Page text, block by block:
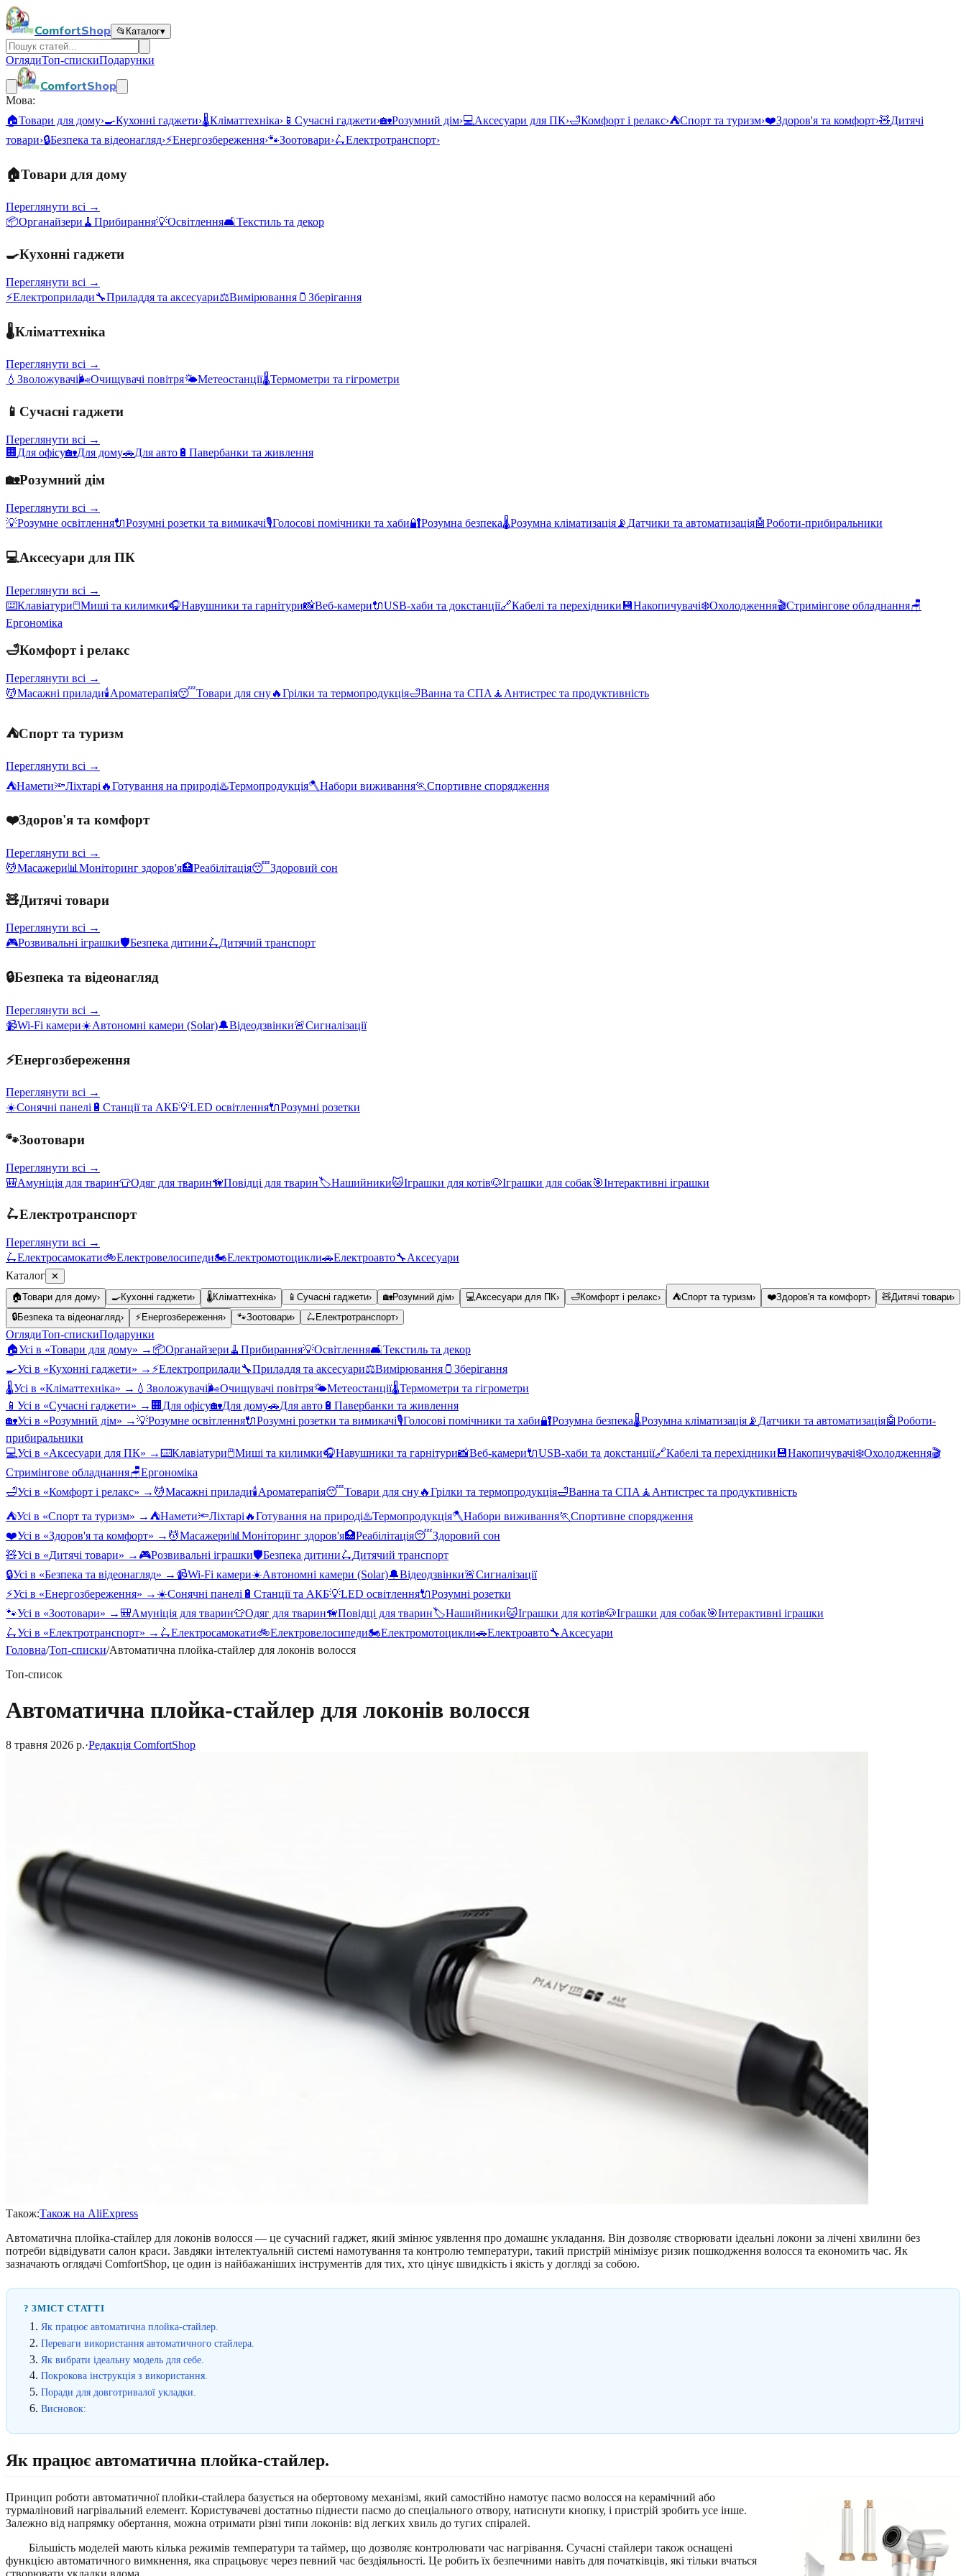
ComfortShop 📂 Каталог▾
ОглядиТоп-спискиПодарунки
ComfortShop
Мова:
🏠Товари для дому›🍳Кухонні гаджети›🌡️Кліматтехніка› 📱 Сучасні гаджети›🏡Розумний дім›💻Аксесуари для ПК›🛁Комфорт і релакс›⛺Спорт та туризм›❤️Здоров'я та комфорт›🧸Дитячі
товари›🔒Безпека та відеонагляд›⚡Енергозбереження›🐾Зоотовари›🛴Електротранспорт›
🏠Товари для дому
Переглянути всі →
📦Органайзери 🧹 Прибирання💡Освітлення🛋️Текстиль та декор
🍳Кухонні гаджети
Переглянути всі →
⚡Електроприлади🔧Приладдя та аксесуари⚖️Вимірювання 🫙 Зберігання
🌡️Кліматтехніка
Переглянути всі →
💧 Зволожувачі🌬️Очищувачі повітря🌤️Метеостанції🌡️Термометри та гігрометри
📱 Сучасні гаджети
Переглянути всі →
🏢 Для офісу🏡Для дому🚗Для авто 🔋 Павербанки та живлення
🏡Розумний дім
Переглянути всі →
💡Розумне освітлення🔌Розумні розетки та вимикачі🎙️Голосові помічники та хаби🔐Розумна безпека🌡️Розумна кліматизація 📡 Датчики та автоматизація🤖Роботи-прибиральники
💻Аксесуари для ПК
Переглянути всі →
⌨️Клавіатури🖱️Миші та килимки🎧Навушники та гарнітури📸Веб-камери🔌USB-хаби та докстанції🔗Кабелі та перехідники 💾Накопичувачі❄️Охолодження🎬Стримінгове обладнання🪑
Ергономіка
🛁Комфорт і релакс
Переглянути всі →
💆Масажні прилади🕯️Ароматерапія😴Товари для сну🔥Грілки та термопродукція🛁Ванна та СПА 🧘 Антистрес та продуктивність
⛺Спорт та туризм
Переглянути всі →
⛺Намети🔦Ліхтарі 🔥Готування на природі♨️Термопродукція🪓Набори виживання🏃Спортивне спорядження
❤️Здоров'я та комфорт
Переглянути всі →
💆Масажери📊 Моніторинг здоров'я🏥Реабілітація😴Здоровий сон
🧸Дитячі товари
Переглянути всі →
🎮Розвивальні іграшки🛡️Безпека дитини🛴Дитячий транспорт
🔒Безпека та відеонагляд
Переглянути всі →
📹Wi-Fi камери☀️Автономні камери (Solar)🔔Відеодзвінки🚨Сигналізації
⚡Енергозбереження
Переглянути всі →
☀️Сонячні панелі 🔋 Станції та АКБ💡LED освітлення🔌Розумні розетки
🐾Зоотовари
Переглянути всі →
🎒Амуніція для тварин👕Одяг для тварин🦮Повідці для тварин🏷️Нашийники🐱Іграшки для котів🐶Іграшки для собак🎯Інтерактивні іграшки
🛴Електротранспорт
Переглянути всі →
🛴Електросамокати🚲Електровелосипеди🏍️Електромотоцикли🚗Електроавто🔧Аксесуари
Каталог ✕
🏠Товари для дому› 🍳Кухонні гаджети› 🌡️Кліматтехніка› 📱 Сучасні гаджети› 🏡Розумний дім› 💻Аксесуари для ПК› 🛁Комфорт і релакс› ⛺Спорт та туризм› ❤️Здоров'я та комфорт› 🧸Дитячі товари›
🔒Безпека та відеонагляд› ⚡ Енергозбереження› 🐾Зоотовари› 🛴 Електротранспорт›
ОглядиТоп-спискиПодарунки
🏠Усі в «Товари для дому» → 📦Органайзери 🧹 Прибирання💡Освітлення🛋️Текстиль та декор
🍳Усі в «Кухонні гаджети» → ⚡Електроприлади🔧Приладдя та аксесуари⚖️Вимірювання 🫙 Зберігання
🌡️Усі в «Кліматтехніка» → 💧 Зволожувачі🌬️Очищувачі повітря🌤️Метеостанції🌡️Термометри та гігрометри
📱 Усі в «Сучасні гаджети» → 🏢 Для офісу🏡Для дому🚗Для авто 🔋 Павербанки та живлення
🏡Усі в «Розумний дім» →💡Розумне освітлення🔌Розумні розетки та вимикачі🎙️Голосові помічники та хаби🔐Розумна безпека🌡️Розумна кліматизація 📡 Датчики та автоматизація🤖Роботи-
прибиральники
💻Усі в «Аксесуари для ПК» →⌨️Клавіатури🖱️Миші та килимки🎧Навушники та гарнітури📸Веб-камери🔌USB-хаби та докстанції🔗Кабелі та перехідники 💾Накопичувачі❄️Охолодження🎬
Стримінгове обладнання🪑Ергономіка
🛁Усі в «Комфорт і релакс» → 💆Масажні прилади🕯️Ароматерапія😴Товари для сну🔥Грілки та термопродукція🛁Ванна та СПА 🧘 Антистрес та продуктивність
⛺Усі в «Спорт та туризм» → ⛺Намети🔦Ліхтарі 🔥Готування на природі♨️Термопродукція🪓Набори виживання🏃Спортивне спорядження
❤️Усі в «Здоров'я та комфорт» → 💆Масажери📊 Моніторинг здоров'я🏥Реабілітація😴Здоровий сон
🧸Усі в «Дитячі товари» → 🎮Розвивальні іграшки🛡️Безпека дитини🛴Дитячий транспорт
🔒Усі в «Безпека та відеонагляд» → 📹Wi-Fi камери☀️Автономні камери (Solar)🔔Відеодзвінки🚨Сигналізації
⚡Усі в «Енергозбереження» → ☀️Сонячні панелі 🔋 Станції та АКБ💡LED освітлення🔌Розумні розетки
🐾Усі в «Зоотовари» → 🎒Амуніція для тварин👕Одяг для тварин🦮Повідці для тварин🏷️Нашийники🐱Іграшки для котів🐶Іграшки для собак🎯Інтерактивні іграшки
🛴Усі в «Електротранспорт» → 🛴Електросамокати🚲Електровелосипеди🏍️Електромотоцикли🚗Електроавто🔧Аксесуари
Головна/Топ-списки/Автоматична плойка-стайлер для локонів волосся
Топ-список
Автоматична плойка-стайлер для локонів волосся
8 травня 2026 р.·Редакція ComfortShop
Також:Також на AliExpress
Автоматична плойка-стайлер для локонів волосся — це сучасний гаджет, який змінює уявлення про домашнє укладання. Він дозволяє створювати ідеальні локони за лічені хвилини без
потреби відвідувати салон краси. Завдяки інтелектуальній системі намотування та контролю температури, такий пристрій мінімізує ризик пошкодження волосся та економить час. Як
зазначають оглядачі ComfortShop, це один із найбажаніших інструментів для тих, хто цінує швидкість і якість у догляді за собою.
? ЗМІСТ СТАТТІ
Як працює автоматична плойка-стайлер.
Переваги використання автоматичного стайлера.
Як вибрати ідеальну модель для себе.
Покрокова інструкція з використання.
Поради для довготривалої укладки.
Висновок:
Як працює автоматична плойка-стайлер.
Принцип роботи автоматичної плойки-стайлера базується на обертовому механізмі, який самостійно намотує пасмо волосся на керамічний або
турмаліновий нагрівальний елемент. Користувачеві достатньо піднести пасмо до спеціального отвору, натиснути кнопку, і пристрій зробить усе інше.
Залежно від напрямку обертання, можна отримати різні типи локонів: від легких хвиль до тугих спіралей.
Більшість моделей мають кілька режимів температури та таймер, що дозволяє контролювати час нагрівання. Сучасні стайлери також оснащені
функцією автоматичного вимкнення, яка спрацьовує через певний час бездіяльності. Це робить їх безпечними навіть для початківців, які тільки вчаться
створювати укладки вдома.